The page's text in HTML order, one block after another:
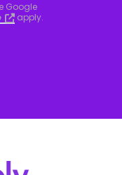
Google
apply.